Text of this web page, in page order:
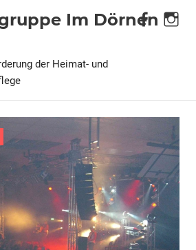
Im Dörnen
der Heimat- und